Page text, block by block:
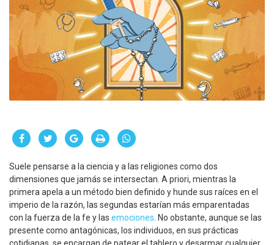
Suele pensarse a la ciencia y a las religiones como dos
dimensiones que jamás se intersectan. A priori, mientras la
primera apela a un método bien definido y hunde sus raíces en el
imperio de la razón, las segundas estarían más emparentadas
con la fuerza de la fe y las emociones . No obstante, aunque se las
presente como antagónicas, los individuos, en sus prácticas